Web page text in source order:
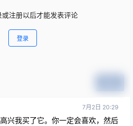
注册以后才能发表评论
登录
7月2日 20:29
兴我买了它。你一定会喜欢，然后